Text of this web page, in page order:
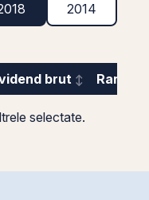
2014
brut
selectate.